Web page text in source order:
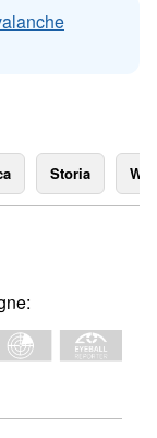
Storia